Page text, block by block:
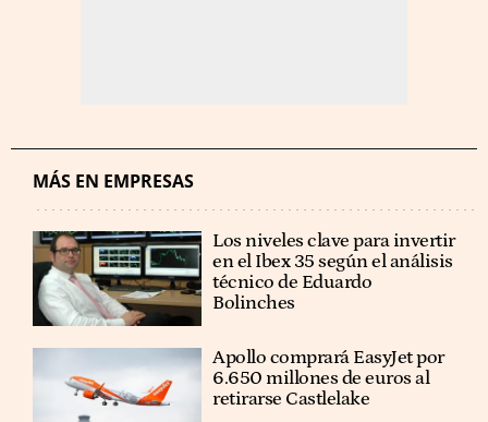
MÁS EN EMPRESAS
Los niveles clave para invertir
en el Ibex 35 según el análisis
técnico de Eduardo
Bolinches
Apollo comprará EasyJet por
6.650 millones de euros al
retirarse Castlelake